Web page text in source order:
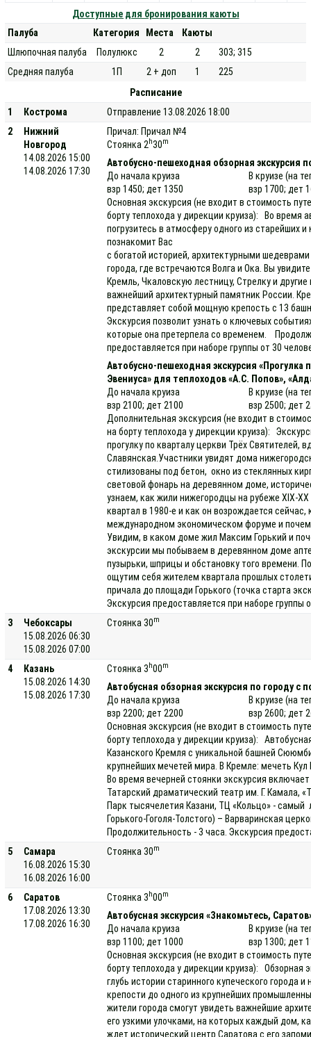
Доступные для бронирования каюты
Палуба
Категория Места
Каюты
Шлюпочная палуба
Полулюкс 2 2
303; 315
Средняя палуба
1П 2 + доп 1
225
Расписание
1
Кострома
Отправление 13.08.2026 18:00
2
Нижний
Новгород
14.08.2026 15:00
14.08.2026 17:30
Причал: Причал №4
Стоянка 2 h30m
Автобусно-пешеходная обзорная экскурсия
До начала круиза
взр 1450; дет 1350
В круизе (на
взр 1700; дет
Основная экскурсия (не входит в стоимость
борту теплохода у дирекции круиза): Во время
погрузитесь в атмосферу одного из старейших
познакомит Вас
с богатой историей, архитектурными
города, где встречаются Волга и Ока. Вы
Кремль, Чкаловскую лестницу, Стрелку и
важнейший архитектурный памятник России.
представляет собой мощную крепость с 13
Экскурсия позволит узнать о ключевых
которые она претерпела со временем.
предоставляется при наборе группы от 30
Автобусно-пешеходная экскурсия
Эвениуса» для теплоходов «А.С. Попов»,
До начала круиза
взр 2100; дет 2100
В круизе (на
взр 2500; дет
Дополнительная экскурсия (не входит в
на борту теплохода у дирекции круиза):
прогулку по кварталу церкви Трёх Святителей,
Славянская.Участники увидят дома
стилизованы под бетон, окно из стеклянных
световой фонарь на деревянном доме,
узнаем, как жили нижегородцы на рубеже XIX-
квартал в 1980-е и как он возрождается
международном экономическом форуме и
Увидим, в каком доме жил Максим Горький и
экскурсии мы побываем в деревянном доме
пузырьки, шприцы и обстановку того времени.
ощутим себя жителем квартала прошлых
причала до площади Горького (точка старта
Экскурсия предоставляется при наборе группы
3
Чебоксары
15.08.2026 06:30
15.08.2026 07:00
Стоянка 30m
4
Казань
15.08.2026 14:30
15.08.2026 17:30
Стоянка 3 h00m
Автобусная обзорная экскурсия по городу с
До начала круиза
взр 2200; дет 2200
В круизе (на
взр 2600; дет
Основная экскурсия (не входит в стоимость
борту теплохода у дирекции круиза):
Казанского Кремля с уникальной башней
крупнейших мечетей мира. В Кремле: мечеть
Во время вечерней стоянки экскурсия
Татарский драматический театр им. Г. Камала,
Парк тысячелетия Казани, ТЦ «Кольцо» - самый
Горького-Гоголя-Толстого) – Варваринская
Продолжительность - 3 часа. Экскурсия
5
Самара
16.08.2026 15:30
16.08.2026 16:00
Стоянка 30m
6
Саратов
17.08.2026 13:30
17.08.2026 16:30
Стоянка 3 h00m
Автобусная экскурсия «Знакомьтесь,
До начала круиза
взр 1100; дет 1000
В круизе (на
взр 1300; дет
Основная экскурсия (не входит в стоимость
борту теплохода у дирекции круиза): Обзорная
глубь истории старинного купеческого
крепости до одного из крупнейших
жители города смогут увидеть важнейшие
его узкими улочками, на которых каждый дом,
ждет исторический центр Саратова с его